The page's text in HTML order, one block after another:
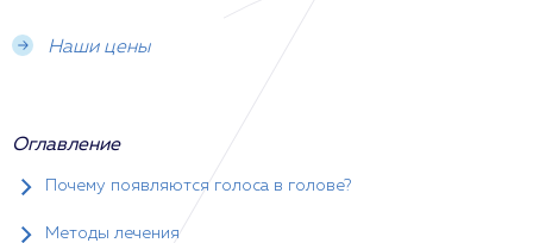
Наши цены
Оглавление
Почему появляются голоса в голове?
Методы лечения